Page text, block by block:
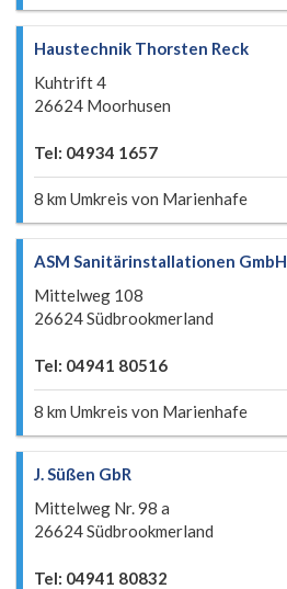
Haustechnik Thorsten Reck
Kuhtrift 4
26624 Moorhusen
Tel: 04934 1657
8 km Umkreis von Marienhafe
ASM Sanitärinstallationen GmbH
Mittelweg 108
26624 Südbrookmerland
Tel: 04941 80516
8 km Umkreis von Marienhafe
J. Süßen GbR
Mittelweg Nr. 98 a
26624 Südbrookmerland
Tel: 04941 80832